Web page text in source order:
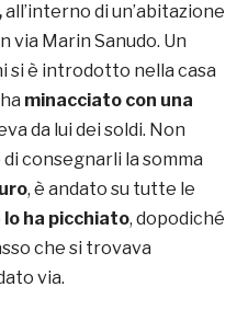
all’interno di un’abitazione
via Marin Sanudo. Un
si è introdotto nella casa
minacciato con una
da lui dei soldi. Non
consegnarli la somma
, è andato su tutte le
lo ha picchiato, dopodiché
che si trovava
via.